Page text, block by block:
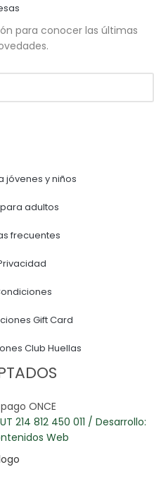
para conocer las últimas
jóvenes y niños
adultos
frecuentes
Gift Card
Club Huellas
214 812 450 011 / Desarrollo:
Web